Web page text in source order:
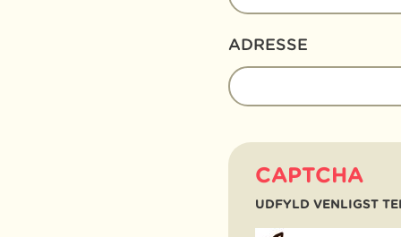
ADRESSE
CAPTCHA
UDFYLD VENLIGST